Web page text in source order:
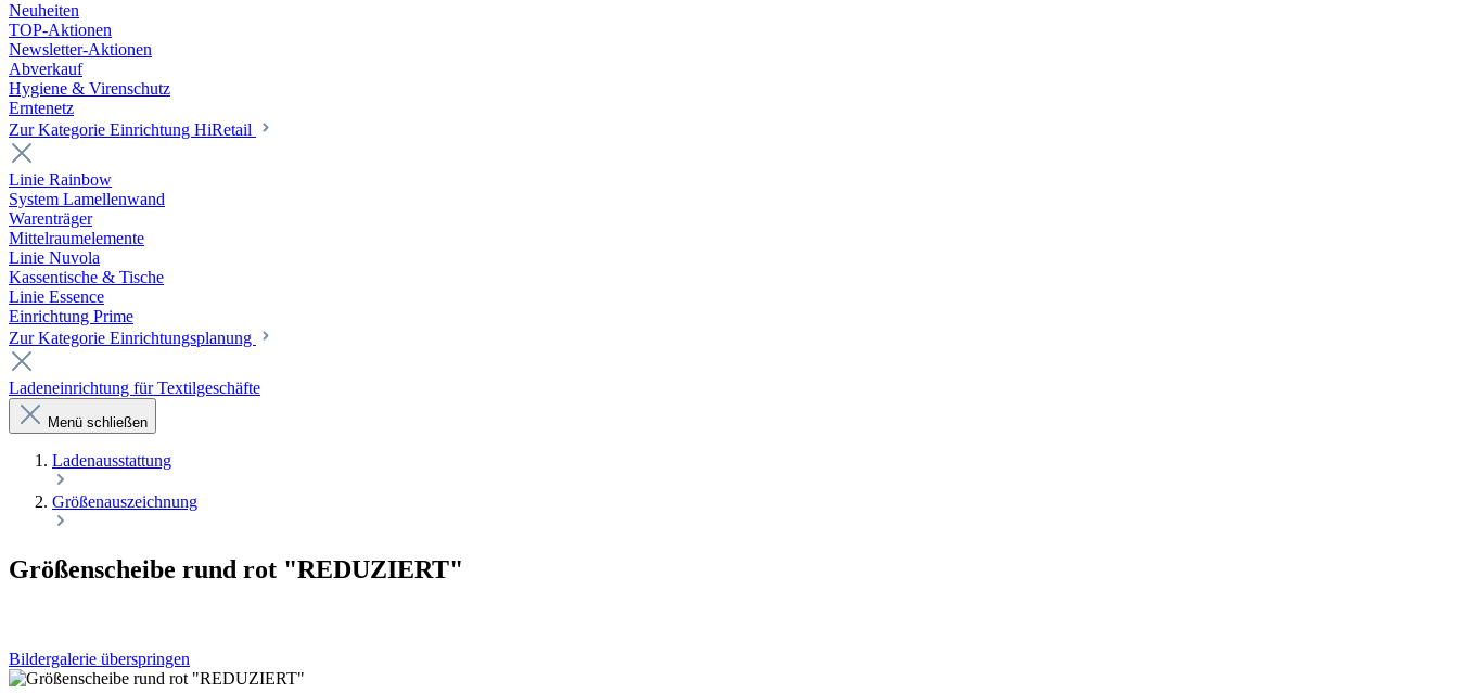
Neuheiten
TOP-Aktionen
Newsletter-Aktionen
Abverkauf
Hygiene & Virenschutz
Erntenetz
Zur Kategorie Einrichtung HiRetail
Linie Rainbow
System Lamellenwand
Warenträger
Mittelraumelemente
Linie Nuvola
Kassentische & Tische
Linie Essence
Einrichtung Prime
Zur Kategorie Einrichtungsplanung
Ladeneinrichtung für Textilgeschäfte
Menü schließen
Laden­ausstattung
Größenauszeichnung
Größenscheibe rund rot "REDUZIERT"
Bildergalerie überspringen